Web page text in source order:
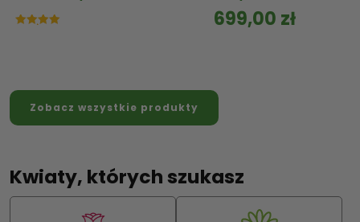
699,00 zł
Zobacz wszystkie produkty
Kwiaty, których szukasz